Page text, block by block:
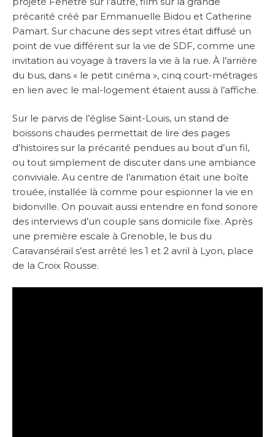
précarité créé par Emmanuelle Bidou et Catherine
Pamart. Sur chacune des sept vitres était diffusé un
point de vue différent sur la vie de SDF, comme une
invitation au voyage à travers la vie à la rue. À l’arrière
du bus, dans « le petit cinéma », cinq court-métrages
en lien avec le mal-logement étaient aussi à l’affiche.
Sur le parvis de l’église Saint-Louis, un stand de
boissons chaudes permettait de lire des pages
d’histoires sur la précarité pendues au bout d’un fil,
ou tout simplement de discuter dans une ambiance
conviviale. Au centre de l’animation était une boîte
trouée, installée là comme pour espionner la vie en
bidonville. On pouvait aussi entendre en fond sonore
des interviews d’un couple sans domicile fixe. Après
une première escale à Grenoble, le bus du
Caravansérail s’est arrêté les 1 et 2 avril à Lyon, place
de la Croix Rousse.